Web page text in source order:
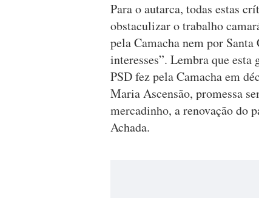
Para o autarca, todas estas
obstaculizar o trabalho
pela Camacha nem por
interesses”. Lembra que esta
PSD fez pela Camacha em
Maria Ascensão, promessa
mercadinho, a renovação do
Achada.